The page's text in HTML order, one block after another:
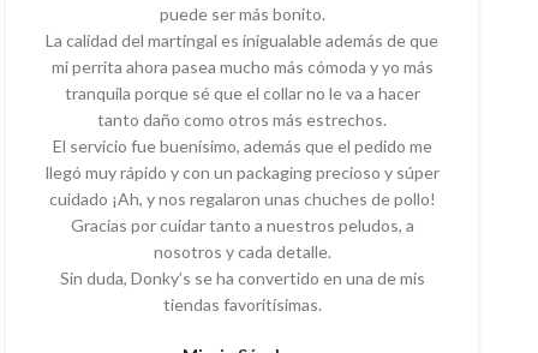
puede ser más bonito.
La calidad del martingal es inigualable además de que
mi perrita ahora pasea mucho más cómoda y yo más
tranquila porque sé que el collar no le va a hacer
tanto daño como otros más estrechos.
El servicio fue buenísimo, además que el pedido me
llegó muy rápido y con un packaging precioso y súper
cuidado ¡Ah, y nos regalaron unas chuches de pollo!
Gracias por cuidar tanto a nuestros peludos, a
nosotros y cada detalle.
Sin duda, Donky’s se ha convertido en una de mis
tiendas favoritísimas.